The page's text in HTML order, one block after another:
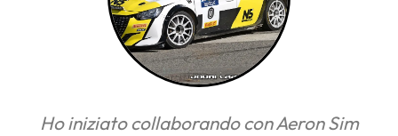
con Aeron Sim
Il mio simulatore è